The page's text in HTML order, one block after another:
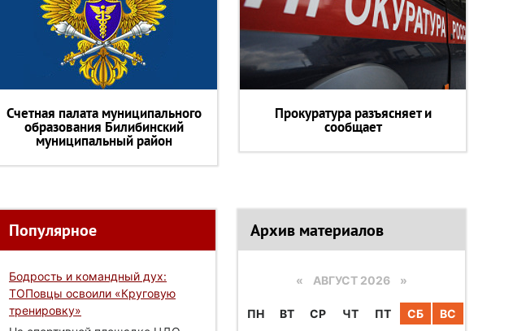
Счетная палата муниципального
образования Билибинский
муниципальный район
Прокуратура разъясняет и
сообщает
Популярное
Бодрость и командный дух:
ТОПовцы освоили «Круговую
тренировку»
Архив материалов
« АВГУСТ 2026 »
ПН ВТ СР ЧТ ПТ СБ ВС